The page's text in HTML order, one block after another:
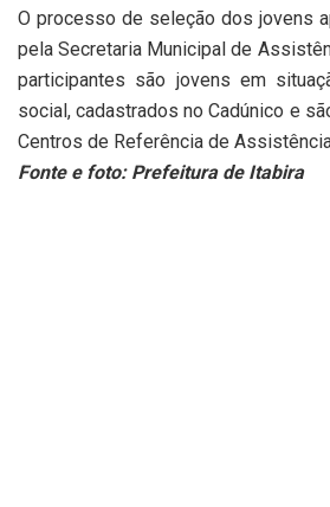
O processo de seleção dos jovens
pela Secretaria Municipal de
participantes são jovens em
social, cadastrados no Cadúnico e
Centros de Referência de
Fonte e foto: Prefeitura de Itabira